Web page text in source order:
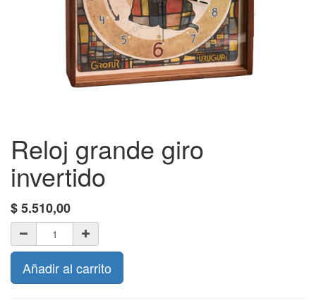
Reloj grande giro
invertido
$5.510,00
Añadir al carrito